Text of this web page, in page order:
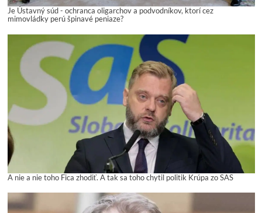
Je Ústavný súd - ochranca oligarchov a podvodníkov, ktorí cez
mimovládky perú špinavé peniaze?
A nie a nie toho Fica zhodiť. A tak sa toho chytil politik Krúpa zo SAS